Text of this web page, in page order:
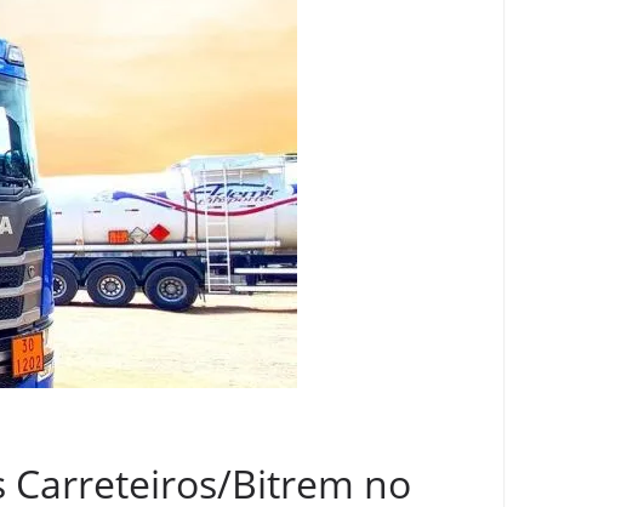
Carreteiros/Bitrem no